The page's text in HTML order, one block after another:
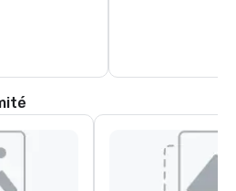
renommée